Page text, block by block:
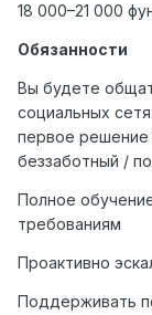
18 000–21 000
Обязанности
Вы будете
социальных
первое решение
беззаботный /
Полное
требованиям
Проактивно
Поддерживать